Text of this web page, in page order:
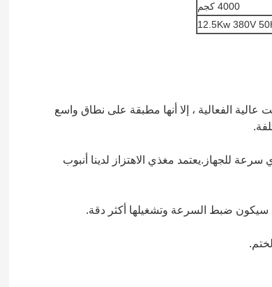
4000 كجم
12.5Kw 380V
الفعالية ، إلا أنها مطبقة على نطاق واسع
سرعة للجهاز.يعتمد مغذي الاهتزاز لدينا أنبوب